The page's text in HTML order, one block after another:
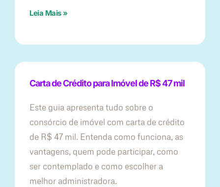
Leia Mais »
Carta de Crédito para Imóvel de R$ 47 mil
Este guia apresenta tudo sobre o
consórcio de imóvel com carta de crédito
de R$ 47 mil. Entenda como funciona, as
vantagens, quem pode participar, como
ser contemplado e como escolher a
melhor administradora.